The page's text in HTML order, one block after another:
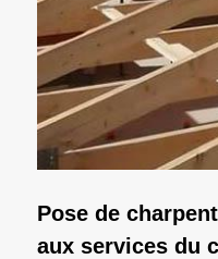
Pose de
aux services du